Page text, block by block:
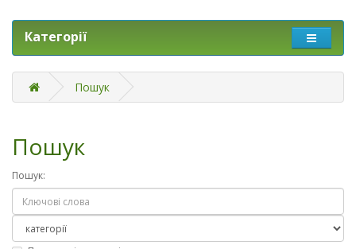
Категорії
Пошук
Пошук
Пошук: